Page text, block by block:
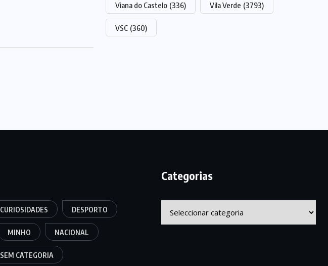
Viana do Castelo (336) Vila Verde (3793)
VSC (360)
CURIOSIDADES DESPORTO
MINHO NACIONAL
SEM CATEGORIA
Categorias